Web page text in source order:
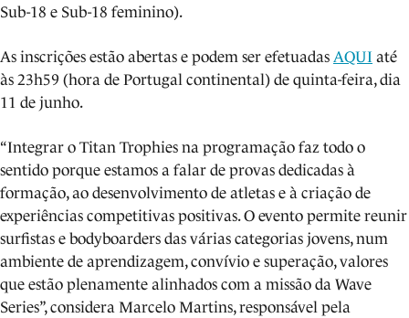
Sub-18 e Sub-18 feminino).
As inscrições estão abertas e podem ser efetuadas AQUI até
às 23h59 (hora de Portugal continental) de quinta-feira, dia
11 de junho.
“Integrar o Titan Trophies na programação faz todo o
sentido porque estamos a falar de provas dedicadas à
formação, ao desenvolvimento de atletas e à criação de
experiências competitivas positivas. O evento permite reunir
surfistas e bodyboarders das várias categorias jovens, num
ambiente de aprendizagem, convívio e superação, valores
que estão plenamente alinhados com a missão da Wave
Series”, considera Marcelo Martins, responsável pela